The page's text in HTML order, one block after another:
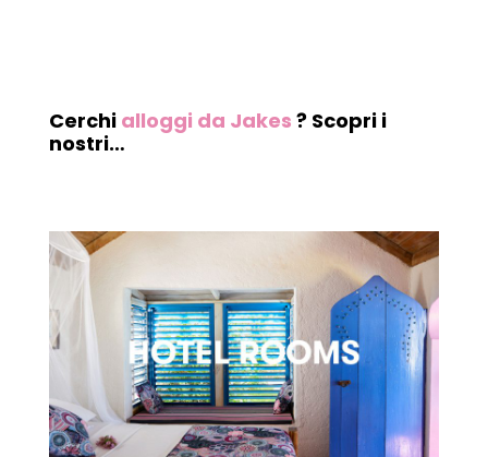
Cerchi alloggi da Jakes ? Scopri i
nostri…